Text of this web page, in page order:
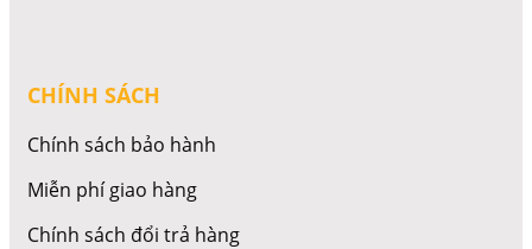
CHÍNH SÁCH
Chính sách bảo hành
Miễn phí giao hàng
Chính sách đổi trả hàng